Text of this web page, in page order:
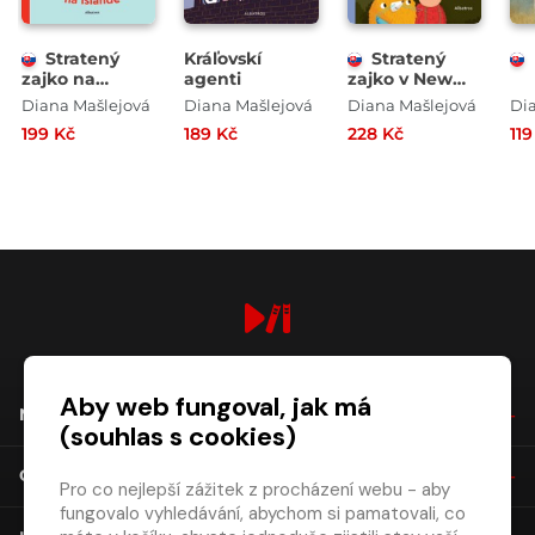
Stratený
zajko na
Islande
Diana Mašlejová
199 Kč
Kráľovskí
agenti
Diana Mašlejová
189 Kč
Stratený
zajko v New
Yorku
Diana Mašlejová
228 Kč
NÁKUP
O SPOLEČNOSTI
Aby web fungoval, jak má
(souhlas s cookies)
Pro co nejlepší zážitek z procházení webu - aby
fungovalo vyhledávání, abychom si pamatovali, co